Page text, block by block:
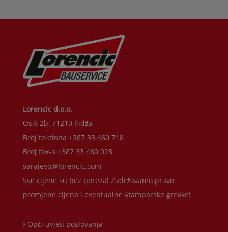
Lorencic d.o.o.
Osik 2b, 71210 Ilidža
Broj telefona +387 33 460 718
Broj fax-a +387 33 460 028
sarajevo@lorencic.com
Sve cijene su bez poreza! Zadržavamo pravo
promjene cijena i eventualne štamparske greške!
Opći uvjeti poslovanja